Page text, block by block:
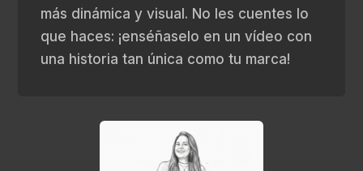
más dinámica y visual. No les cuentes lo
que haces: ¡enséñaselo en un vídeo con
una historia tan única como tu marca!